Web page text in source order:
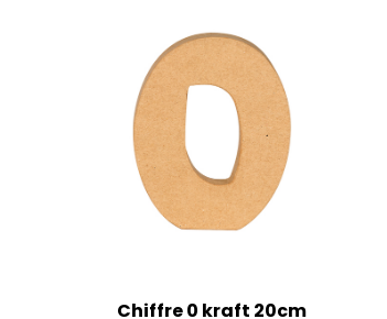
Chiffre 0 kraft 20cm